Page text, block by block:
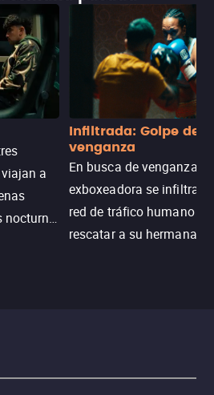
a
nocturno
Infiltrada: Golpe de
venganza
En busca de venganza,
exboxeadora se infiltra
red de tráfico humano
rescatar a su hermana